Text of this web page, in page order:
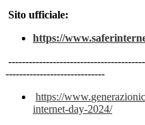
Sito ufficiale:
https://
-----------------------------
https://www.
internet-day-2024/